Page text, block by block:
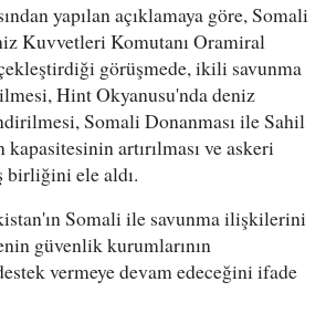
yapılan açıklamaya göre, Somali
Kuvvetleri Komutanı Oramiral
görüşmede, ikili savunma
Hint Okyanusu'nda deniz
Somali Donanması ile Sahil
artırılması ve askeri
birliğini ele aldı.
Somali ile savunma ilişkilerini
güvenlik kurumlarının
vermeye devam edeceğini ifade